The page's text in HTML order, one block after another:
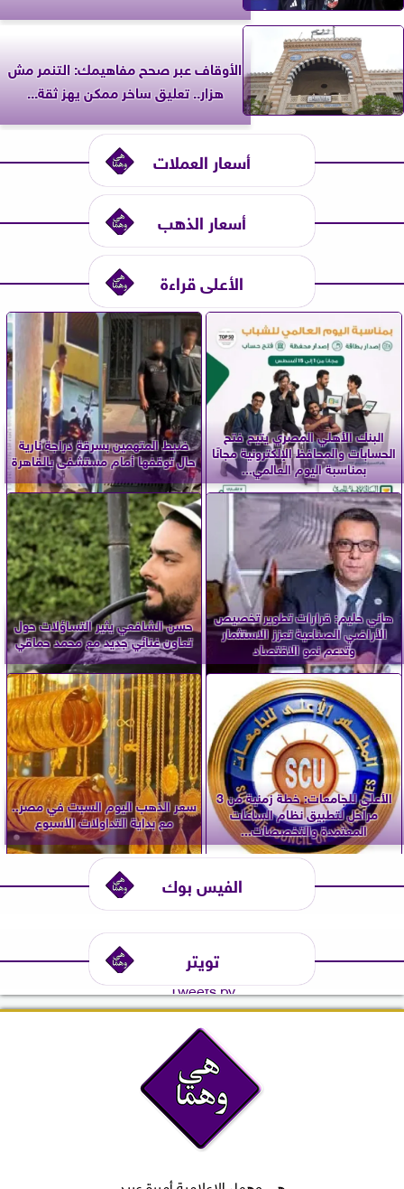
الأوقاف عبر صحح مفاهيمك: التنمر مش
هزار.. تعليق ساخر ممكن يهز ثقة...
أسعار العملات
أسعار الذهب
الأعلى قراءة
البنك الأهلي المصري يتيح فتح
الحسابات والمحافظ الإلكترونية مجانًا
بمناسبة اليوم العالمي...
ضبط المتهمين بسرقة دراجة نارية
حال توقفها أمام مستشفى بالقاهرة
هاني حليم: قرارات تطوير تخصيص
الأراضي الصناعية تعزز الاستثمار
وتدعم نمو الاقتصاد
حسن الشافعي يثير التساؤلات حول
تعاون غنائي جديد مع محمد حماقي
الأعلى للجامعات: خطة زمنية من 3
مراحل لتطبيق نظام الساعات
المعتمدة والتخصصات...
سعر الذهب اليوم السبت في مصر..
مع بداية التداولات الأسبوع
الفيس بوك
تويتر
Tweets by